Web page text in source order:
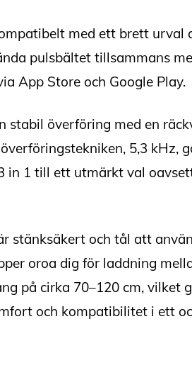
med ett brett urval
pulsbältet tillsammans
App Store och Google Play.
stabil överföring med en
5,3 kHz,
in 1 till ett utmärkt val
stänksäkert och tål att
oroa dig för laddning
på cirka 70–120 cm, vilket
och kompatibilitet i ett